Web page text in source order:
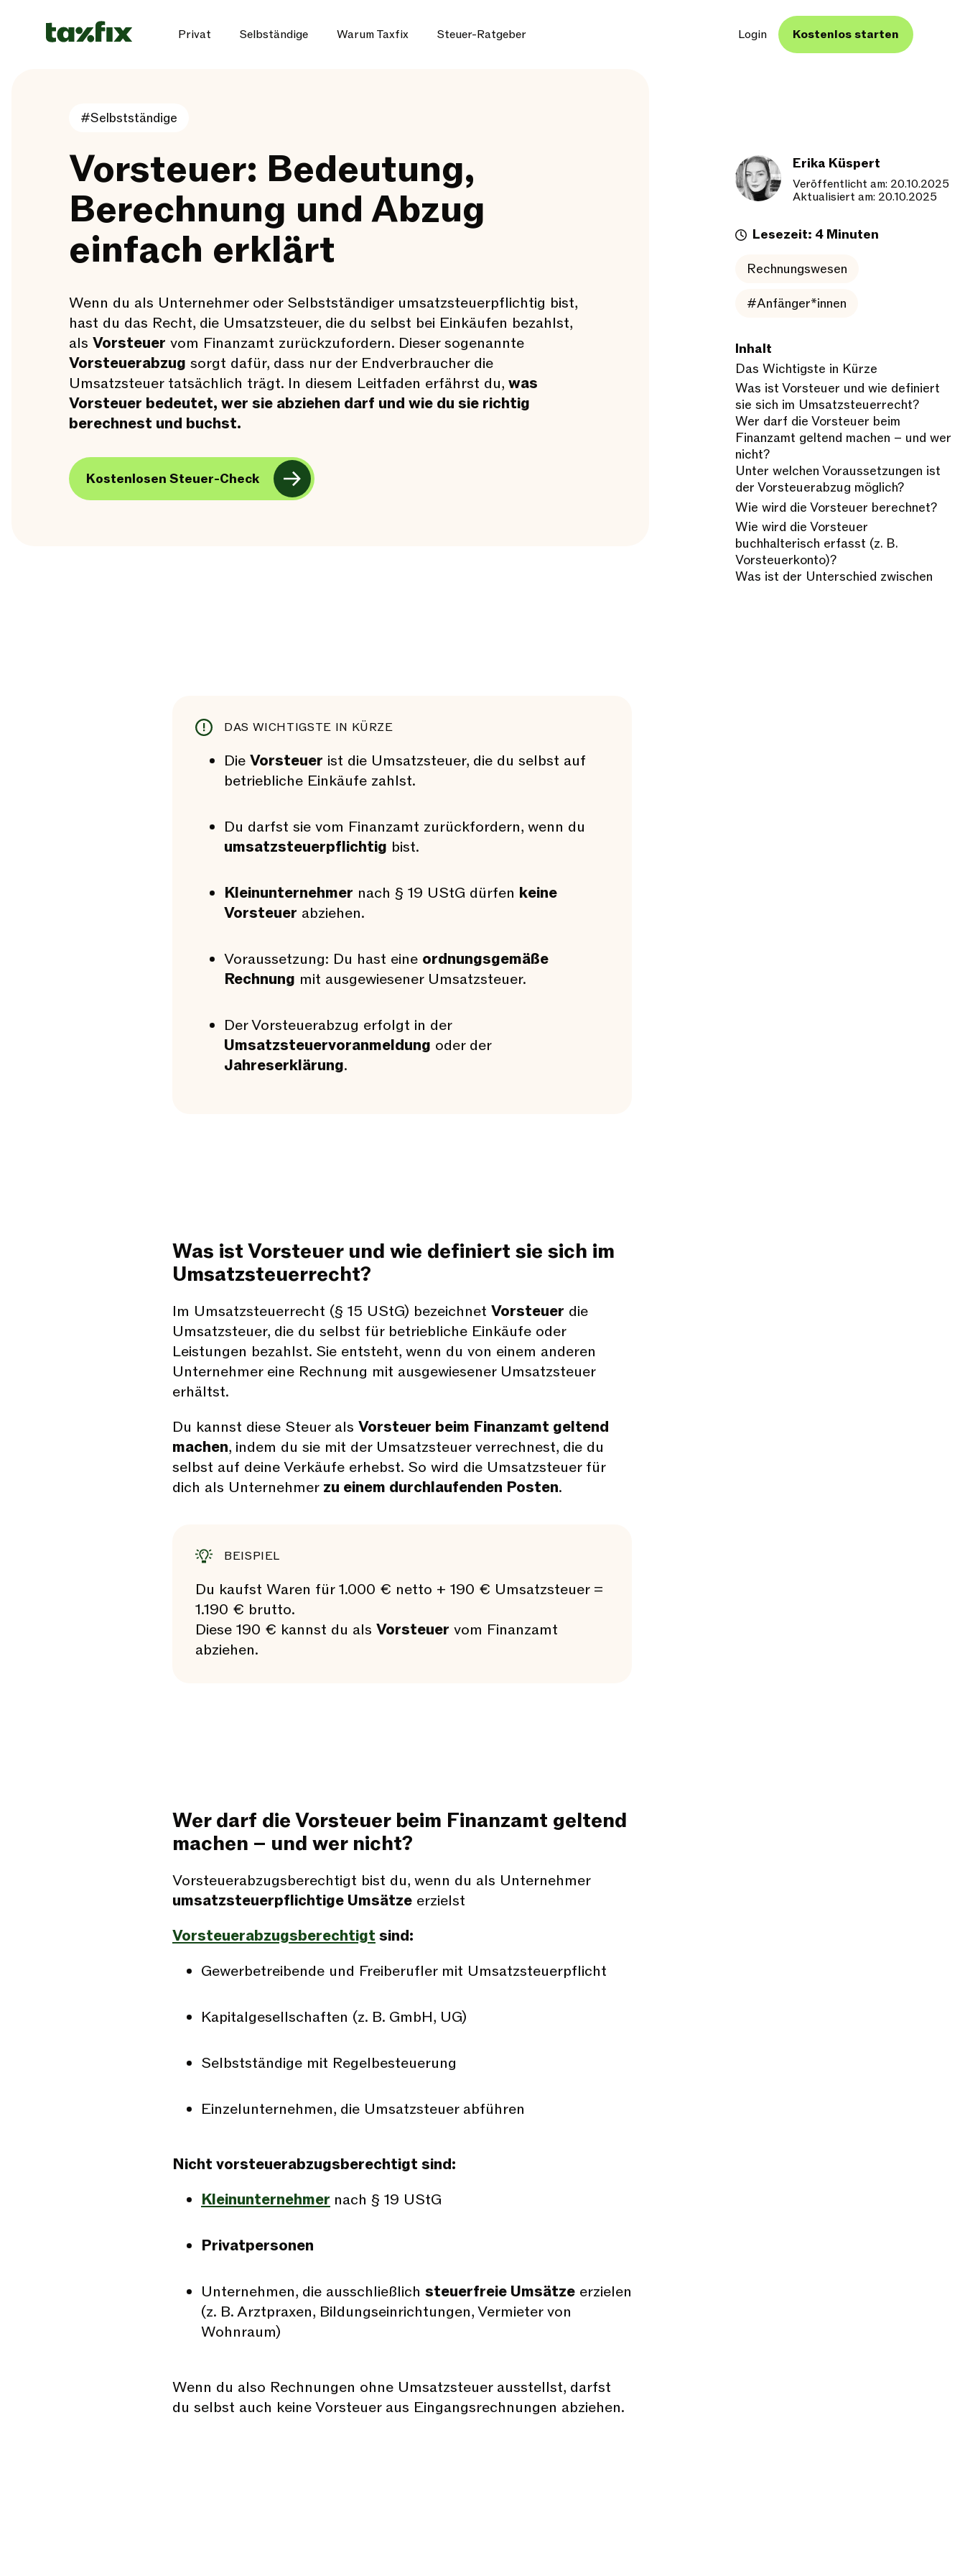
Privat Selbständige Warum Taxfix Steuer-Ratgeber Login Kostenlos starten
Erika Küspert
Veröffentlicht am: 20.10.2025
Aktualisiert am: 20.10.2025
Lesezeit: 4 Minuten
Rechnungswesen
#Anfänger*innen
Inhalt
Das Wichtigste in Kürze
Was ist Vorsteuer und wie definiert
sie sich im Umsatzsteuerrecht?
Wer darf die Vorsteuer beim
Finanzamt geltend machen – und wer
nicht?
Unter welchen Voraussetzungen ist
der Vorsteuerabzug möglich?
Wie wird die Vorsteuer berechnet?
Wie wird die Vorsteuer
buchhalterisch erfasst (z. B.
Vorsteuerkonto)?
Was ist der Unterschied zwischen
#Selbstständige
Vorsteuer: Bedeutung,
Berechnung und Abzug
einfach erklärt
Wenn du als Unternehmer oder Selbstständiger umsatzsteuerpflichtig bist,
hast du das Recht, die Umsatzsteuer, die du selbst bei Einkäufen bezahlst,
als Vorsteuer vom Finanzamt zurückzufordern. Dieser sogenannte
Vorsteuerabzug sorgt dafür, dass nur der Endverbraucher die
Umsatzsteuer tatsächlich trägt. In diesem Leitfaden erfährst du, was
Vorsteuer bedeutet, wer sie abziehen darf und wie du sie richtig
berechnest und buchst.
Kostenlosen Steuer-Check
DAS WICHTIGSTE IN KÜRZE
Die Vorsteuer ist die Umsatzsteuer, die du selbst auf
betriebliche Einkäufe zahlst.
Du darfst sie vom Finanzamt zurückfordern, wenn du
umsatzsteuerpflichtig bist.
Kleinunternehmer nach § 19 UStG dürfen keine
Vorsteuer abziehen.
Voraussetzung: Du hast eine ordnungsgemäße
Rechnung mit ausgewiesener Umsatzsteuer.
Der Vorsteuerabzug erfolgt in der
Umsatzsteuervoranmeldung oder der
Jahreserklärung.
Was ist Vorsteuer und wie definiert sie sich im
Umsatzsteuerrecht?
Im Umsatzsteuerrecht (§ 15 UStG) bezeichnet Vorsteuer die
Umsatzsteuer, die du selbst für betriebliche Einkäufe oder
Leistungen bezahlst. Sie entsteht, wenn du von einem anderen
Unternehmer eine Rechnung mit ausgewiesener Umsatzsteuer
erhältst.
Du kannst diese Steuer als Vorsteuer beim Finanzamt geltend
machen, indem du sie mit der Umsatzsteuer verrechnest, die du
selbst auf deine Verkäufe erhebst. So wird die Umsatzsteuer für
dich als Unternehmer zu einem durchlaufenden Posten.
BEISPIEL
Du kaufst Waren für 1.000 € netto + 190 € Umsatzsteuer =
1.190 € brutto.
Diese 190 € kannst du als Vorsteuer vom Finanzamt
abziehen.
Wer darf die Vorsteuer beim Finanzamt geltend
machen – und wer nicht?
Vorsteuerabzugsberechtigt bist du, wenn du als Unternehmer
umsatzsteuerpflichtige Umsätze erzielst
Vorsteuerabzugsberechtigt sind:
Gewerbetreibende und Freiberufler mit Umsatzsteuerpflicht
Kapitalgesellschaften (z. B. GmbH, UG)
Selbstständige mit Regelbesteuerung
Einzelunternehmen, die Umsatzsteuer abführen
Nicht vorsteuerabzugsberechtigt sind:
Kleinunternehmer nach § 19 UStG
Privatpersonen
Unternehmen, die ausschließlich steuerfreie Umsätze erzielen
(z. B. Arztpraxen, Bildungseinrichtungen, Vermieter von
Wohnraum)
Wenn du also Rechnungen ohne Umsatzsteuer ausstellst, darfst
du selbst auch keine Vorsteuer aus Eingangsrechnungen abziehen.